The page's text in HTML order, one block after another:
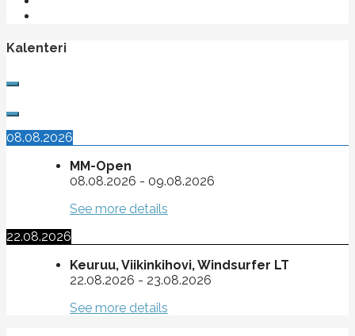
Kalenteri
08.08.2026
MM-Open
08.08.2026 - 09.08.2026
See more details
22.08.2026
Keuruu, Viikinkihovi, Windsurfer LT
22.08.2026 - 23.08.2026
See more details